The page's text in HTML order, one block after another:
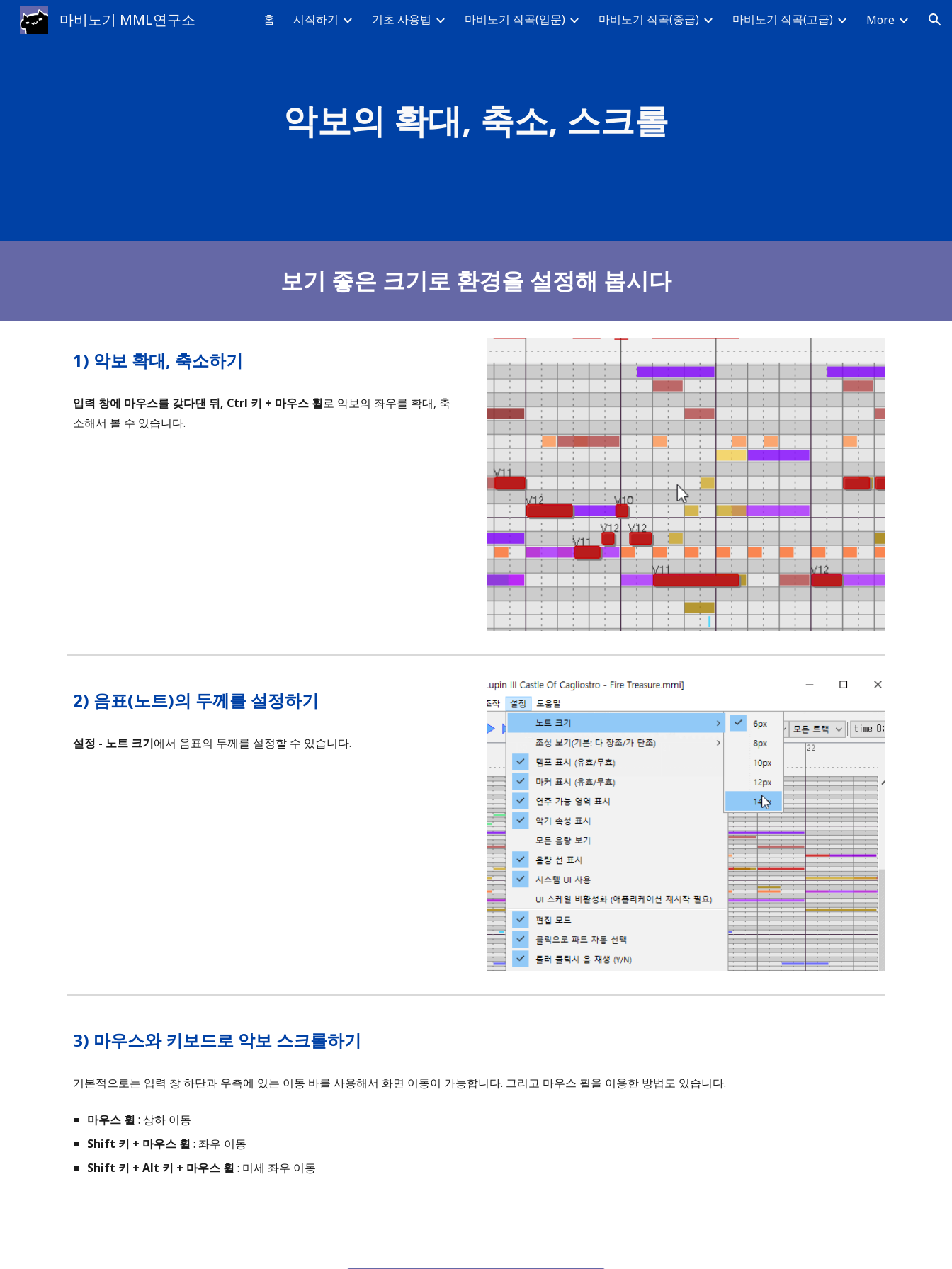
Skip to main content Skip to navigation
마비노기 MML연구소 홈 시작하기 기초 사용법 마비노기 작곡(입문) 마비노기 작곡(중급) 마비노기 작곡(고급) More
악보의 확대, 축소, 스크롤
보기 좋은 크기로 환경을 설정해 봅시다
1) 악보 확대, 축소하기
입력 창에 마우스를 갖다댄 뒤, Ctrl 키 + 마우스 휠로 악보의 좌우를 확대, 축
소해서 볼 수 있습니다.
2) 음표(노트)의 두께를 설정하기
설정 - 노트 크기에서 음표의 두께를 설정할 수 있습니다.
3) 마우스와 키보드로 악보 스크롤하기
기본적으로는 입력 창 하단과 우측에 있는 이동 바를 사용해서 화면 이동이 가능합니다. 그리고 마우스 휠을 이용한 방법도 있습니다.
마우스 휠 : 상하 이동
Shift 키 + 마우스 휠 : 좌우 이동
Shift 키 + Alt 키 + 마우스 휠 : 미세 좌우 이동